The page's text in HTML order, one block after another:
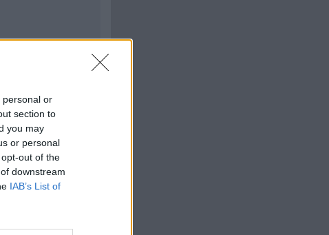
personal or
section to
you may
or personal
out of the
downstream
IAB’s List of